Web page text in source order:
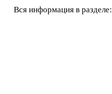
Вся информация в разделе: